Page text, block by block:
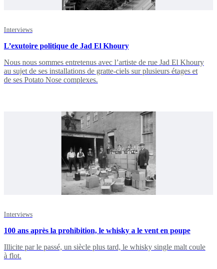
Interviews
L’exutoire politique de Jad El Khoury
Nous nous sommes entretenus avec l’artiste de rue Jad El Khoury
au sujet de ses installations de gratte-ciels sur plusieurs étages et
de ses Potato Nose complexes.
Interviews
100 ans après la prohibition, le whisky a le vent en poupe
Illicite par le passé, un siècle plus tard, le whisky single malt coule
à flot.